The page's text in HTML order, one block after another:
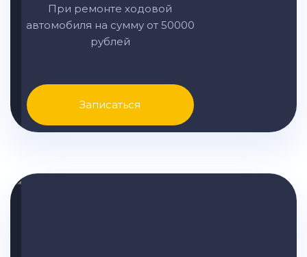
При ремонте ходовой
автомобиля на сумму от 50000
рублей
Записаться